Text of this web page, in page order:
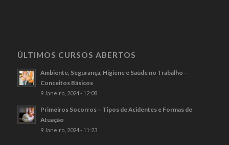
ÚLTIMOS CURSOS ABERTOS
Ambiente, Segurança, Higiene e Saúde no Trabalho –
Conceitos Básicos
9 Janeiro, 2024 - 12:08
Primeiros Socorros – Tipos de Acidentes e Formas de
Atuação
9 Janeiro, 2024 - 11:23